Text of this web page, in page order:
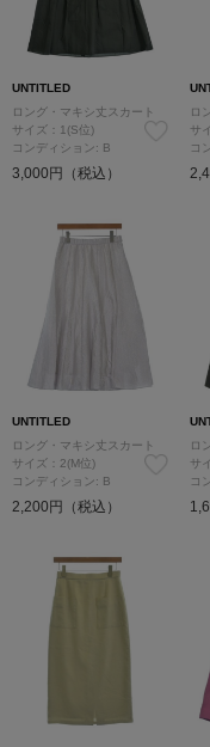
UNTITLED
ロング・マキシ丈スカート
サイズ：1(S位)
コンディション: B
3,000円（税込）
ロ
サ
コ
UNTITLED
ロング・マキシ丈スカート
サイズ：2(M位)
コンディション: B
2,200円（税込）
ロ
サ
コ